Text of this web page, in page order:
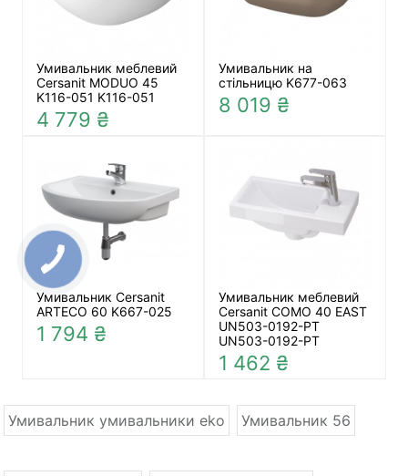
Умивальник меблевий
Cersanit MODUO 45
K116-051 K116-051
4 779 ₴
Умивальник на
стільницю K677-063
8 019 ₴
Умивальник Cersanit
ARTECO 60 K667-025
1 794 ₴
Умивальник меблевий
Cersanit COMO 40 EAST
UN503-0192-PT
UN503-0192-PT
1 462 ₴
Умивальник умивальники eko Умивальник 56